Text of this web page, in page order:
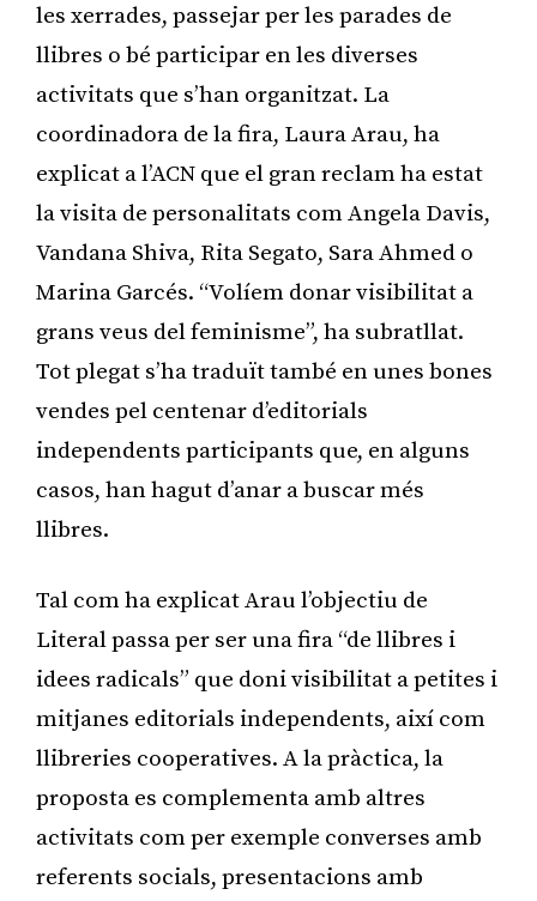
les xerrades, passejar per les parades de
llibres o bé participar en les diverses
activitats que s’han organitzat. La
coordinadora de la fira, Laura Arau, ha
explicat a l’ACN que el gran reclam ha estat
la visita de personalitats com Angela Davis,
Vandana Shiva, Rita Segato, Sara Ahmed o
Marina Garcés. “Volíem donar visibilitat a
grans veus del feminisme”, ha subratllat.
Tot plegat s’ha traduït també en unes bones
vendes pel centenar d’editorials
independents participants que, en alguns
casos, han hagut d’anar a buscar més
llibres.
Tal com ha explicat Arau l’objectiu de
Literal passa per ser una fira “de llibres i
idees radicals” que doni visibilitat a petites i
mitjanes editorials independents, així com
llibreries cooperatives. A la pràctica, la
proposta es complementa amb altres
activitats com per exemple converses amb
referents socials, presentacions amb